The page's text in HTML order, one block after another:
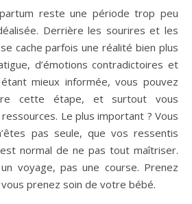
reste une période trop peu
Derrière les sourires et les
cache parfois une réalité bien plus
d’émotions contradictoires et
mieux informée, vous pouvez
cette étape, et surtout vous
Le plus important ? Vous
pas seule, que vos ressentis
normal de ne pas tout maîtriser.
voyage, pas une course. Prenez
prenez soin de votre bébé.